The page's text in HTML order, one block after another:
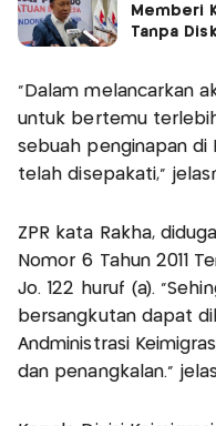
Memberi
Tanpa
"Dalam melancarkan
untuk bertemu
sebuah penginapan di
telah disepakati,"
ZPR kata Rakha,
Nomor 6 Tahun 2011
Jo. 122 huruf (a).
bersangkutan dapat
Andministrasi
dan penangkalan."